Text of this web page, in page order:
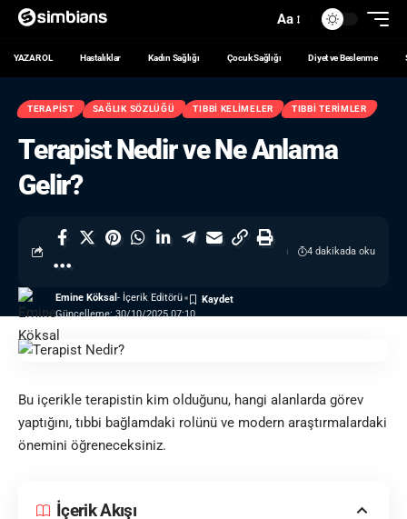
Aa
YAZAR OL Hastalıklar Kadın Sağlığı Çocuk Sağlığı Diyet ve Beslenme
TERAPIST SAĞLIK SÖZLÜĞÜ TIBBI KELIMELER TIBBI TERIMLER
Terapist Nedir ve Ne Anlama
Gelir?
Güncelleme: 30/10/2025 07:10
Emine Köksal - İçerik Editörü
4 dakikada oku
Bu içerikle terapistin kim olduğunu, hangi alanlarda görev
yaptığını, tıbbi bağlamdaki rolünü ve modern araştırmalardaki
önemini öğreneceksiniz.
İçerik Akışı